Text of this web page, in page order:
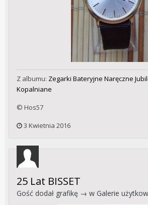
Z albumu: Zegarki Bateryjne Naręczne
Kopalniane
© Hos57
3 Kwietnia 2016
25 Lat BISSET
Gość dodał grafikę → w Galerie